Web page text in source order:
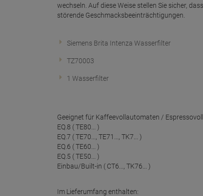
wechseln. Auf diese Weise stellen Sie sicher,
störende Geschmacksbeeinträchtigungen.
Siemens Brita Intenza Wasserfilter
TZ70003
1 Wasserfilter
Geeignet für Kaffeevollautomaten /
EQ.8 ( TE80... )
EQ.7 ( TE70..., TE71..., TK7... )
EQ.6 ( TE60... )
EQ.5 ( TE50... )
Einbau/Built-in ( CT6..., TK76... )
Im Lieferumfang enthalten: